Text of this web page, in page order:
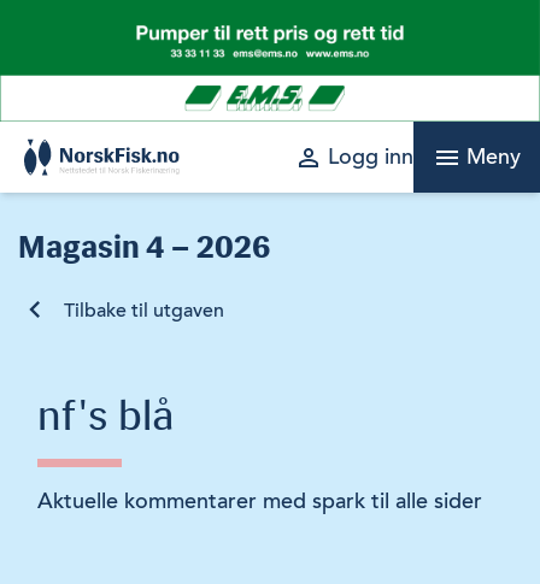
content
perm_identity Logg inn menu Meny
Magasin4 – 2026
Tilbake til utgaven
nf's blå
Aktuelle kommentarer med spark til alle sider